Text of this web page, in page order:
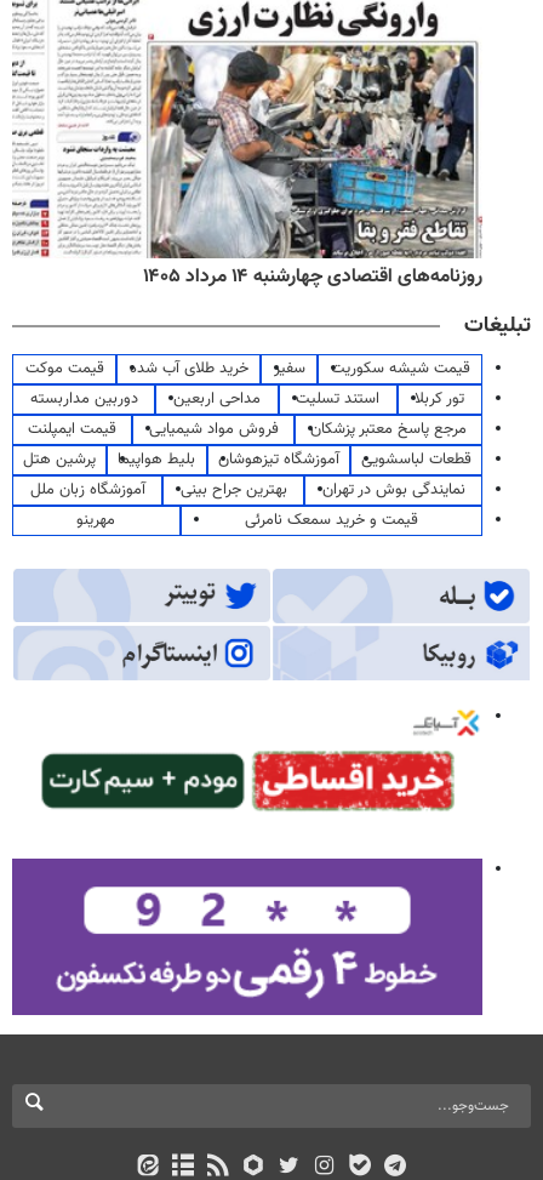
روزنامه‌های اقتصادی چهارشنبه ۱۴ مرداد ۱۴۰۵
تبلیغات
قیمت شیشه سکوریت سفیر خرید طلای آب شده
قیمت موکت
تور کربلا
استند تسلیت مداحی اربعین
دوربین مداربسته
مرجع پاسخ معتبر پزشکان
فروش مواد شیمیایی
قیمت ایمپلنت
قطعات لباسشویی
آموزشگاه تیزهوشان بلیط هواپیما
پرشین هتل
نمایندگی بوش در تهران
بهترین جراح بینی
آموزشگاه زبان ملل
قیمت و خرید سمعک نامرئی
مهرینو